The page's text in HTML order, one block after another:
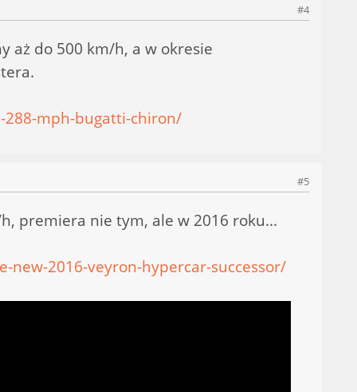
#4
aż do 500 km/h, a w okresie
mph-bugatti-chiron/
#5
premiera nie tym, ale w 2016 roku...
2016-veyron-hypercar-successor/